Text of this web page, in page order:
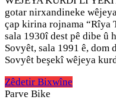
gotar nirxandineke
çap kirina rojnama “Rîya
sala 1930î dest pê dibe û
Sovyêt, sala 1991 ê,
Sovyêt beşekî wêjeya
Zêdetir Bixwîne
Parve Bike